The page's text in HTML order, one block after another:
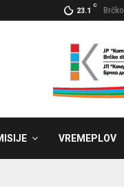
23.1
C
Brčko
VREMEPLOV